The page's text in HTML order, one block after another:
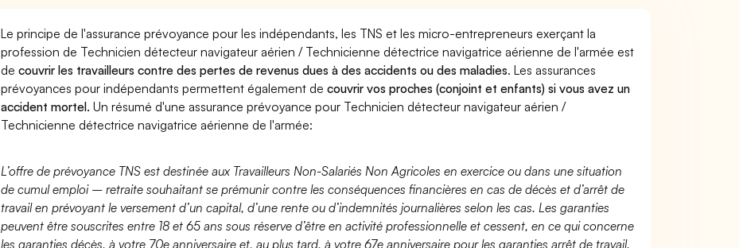
Le principe de l'assurance prévoyance pour les indépendants, les TNS et les micro-entrepreneurs exerçant la
profession de Technicien détecteur navigateur aérien / Technicienne détectrice navigatrice aérienne de l'armée est
decouvrir les travailleurs contre des pertes de revenus dues à des accidents ou des maladies. Les assurances
prévoyances pour indépendants permettent également decouvrir vos proches (conjoint et enfants) si vous avez un
accident mortel. Un résumé d'une assurance prévoyance pour Technicien détecteur navigateur aérien /
Technicienne détectrice navigatrice aérienne de l'armée:
L’offre de prévoyance TNS est destinée aux Travailleurs Non-Salariés Non Agricoles en exercice ou dans une situation
de cumul emploi – retraite souhaitant se prémunir contre les conséquences financières en cas de décès et d’arrêt de
travail en prévoyant le versement d’un capital, d’une rente ou d’indemnités journalières selon les cas. Les garanties
peuvent être souscrites entre 18 et 65 ans sous réserve d’être en activité professionnelle et cessent, en ce qui concerne
les garanties décès, à votre 70e anniversaire et, au plus tard, à votre 67e anniversaire pour les garanties arrêt de travail.